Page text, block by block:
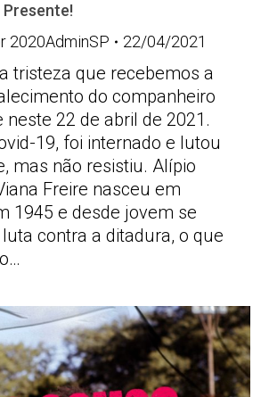
2020AdminSP 22/04/2021
tristeza que recebemos a
do companheiro
neste 22 de abril de 2021.
19, foi internado e lutou
mas não resistiu. Alípio
Freire nasceu em
1945 e desde jovem se
contra a ditadura, o que